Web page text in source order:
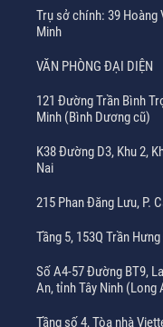
Trụ sở chính: 39 Hoàng
Minh
VĂN PHÒNG ĐẠI DIỆN
121 Đường Trần Bình
Minh (Bình Dương cũ)
K38 Đường D3, Khu 2,
Nai
215 Phan Đăng Lưu, P.
Tầng 5, 153Q Trần
Số A4-57 Đường BT9,
An, tỉnh Tây Ninh (Long
Tầng số 4, Tòa nhà